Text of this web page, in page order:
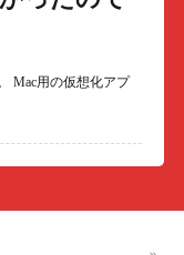
Mac用の仮想化アプ